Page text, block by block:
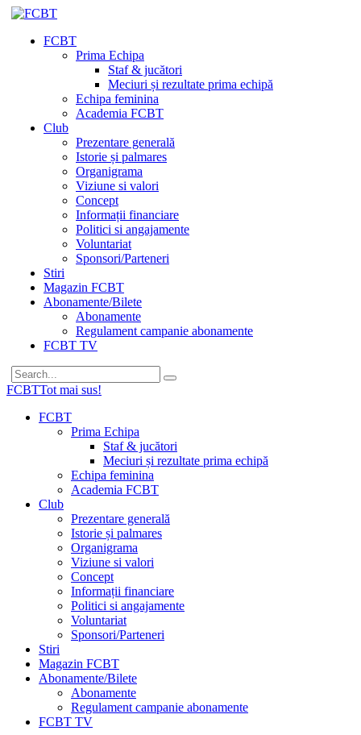
FCBT
Prima Echipa
Staf & jucători
Meciuri și rezultate prima echipă
Echipa feminina
Academia FCBT
Club
Prezentare generală
Istorie și palmares
Organigrama
Viziune si valori
Concept
Informații financiare
Politici si angajamente
Voluntariat
Sponsori/Parteneri
Stiri
Magazin FCBT
Abonamente/Bilete
Abonamente
Regulament campanie abonamente
FCBT TV
FCBTTot mai sus!
FCBT
Prima Echipa
Staf & jucători
Meciuri și rezultate prima echipă
Echipa feminina
Academia FCBT
Club
Prezentare generală
Istorie și palmares
Organigrama
Viziune si valori
Concept
Informații financiare
Politici si angajamente
Voluntariat
Sponsori/Parteneri
Stiri
Magazin FCBT
Abonamente/Bilete
Abonamente
Regulament campanie abonamente
FCBT TV